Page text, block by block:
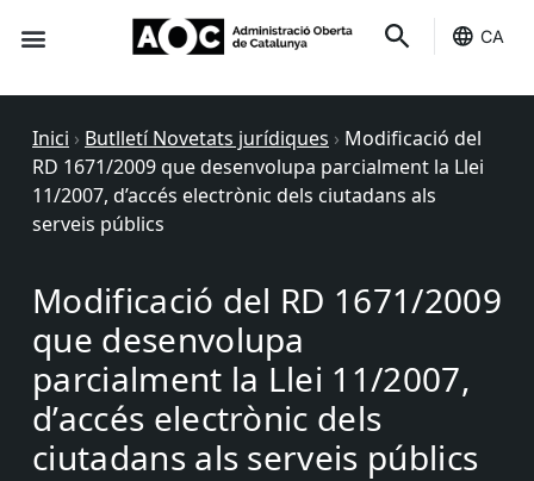
CA
Inici › Butlletí Novetats jurídiques › Modificació del
RD 1671/2009 que desenvolupa parcialment la Llei
11/2007, d’accés electrònic dels ciutadans als
serveis públics
Modificació del RD 1671/2009
que desenvolupa
parcialment la Llei 11/2007,
d’accés electrònic dels
ciutadans als serveis públics